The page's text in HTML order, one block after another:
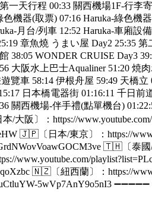
第一天行程 00:33 關西機場1F-
機器(取票) 07:16 Haruka-綠色機
月台/列車 12:52 Haruka-車廂
章魚燒 うまい屋 Day2 25:35
WONDER CRUISE Day3
大阪水上巴士Aqualiner 51:20
車 58:14 伊根舟屋 59:49 天橋
日本橋電器街 01:16:11 千日
關西機場-伴手禮(點單機台)
大阪〕：https://
🇯🇵〔日本/東京〕：https://
🇹🇭〔泰國
www.youtube.com/
🇳🇿〔紐西蘭〕：https://
5wVp7AnY9o5nI3